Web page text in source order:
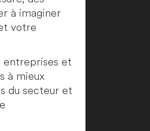
à imaginer
votre
entreprises et
à mieux
du secteur et